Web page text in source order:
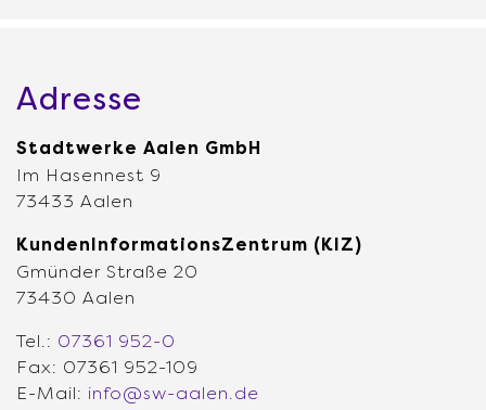
Adresse
Stadtwerke Aalen GmbH
Im Hasennest 9
73433 Aalen
KundenInformationsZentrum (KIZ)
Gmünder Straße 20
73430 Aalen
Tel.: 07361 952-0
Fax: 07361 952-109
E-Mail: info@sw-aalen.de